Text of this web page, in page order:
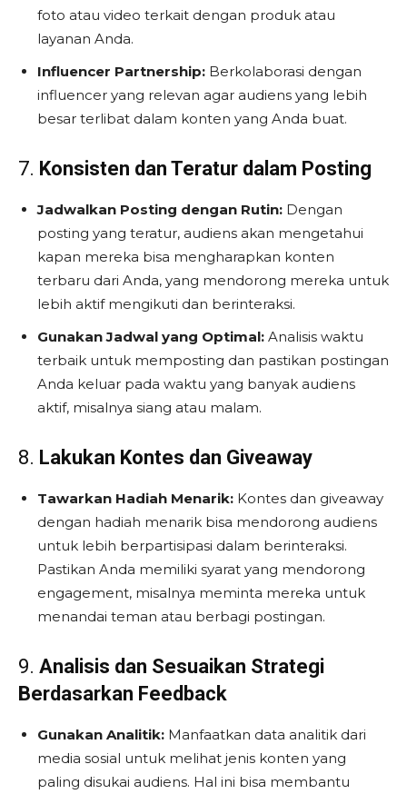
foto atau video terkait dengan produk atau
layanan Anda.
Influencer Partnership: Berkolaborasi dengan
influencer yang relevan agar audiens yang lebih
besar terlibat dalam konten yang Anda buat.
7. Konsisten dan Teratur dalam Posting
Jadwalkan Posting dengan Rutin: Dengan
posting yang teratur, audiens akan mengetahui
kapan mereka bisa mengharapkan konten
terbaru dari Anda, yang mendorong mereka untuk
lebih aktif mengikuti dan berinteraksi.
Gunakan Jadwal yang Optimal: Analisis waktu
terbaik untuk memposting dan pastikan postingan
Anda keluar pada waktu yang banyak audiens
aktif, misalnya siang atau malam.
8. Lakukan Kontes dan Giveaway
Tawarkan Hadiah Menarik: Kontes dan giveaway
dengan hadiah menarik bisa mendorong audiens
untuk lebih berpartisipasi dalam berinteraksi.
Pastikan Anda memiliki syarat yang mendorong
engagement, misalnya meminta mereka untuk
menandai teman atau berbagi postingan.
9. Analisis dan Sesuaikan Strategi
Berdasarkan Feedback
Gunakan Analitik: Manfaatkan data analitik dari
media sosial untuk melihat jenis konten yang
paling disukai audiens. Hal ini bisa membantu